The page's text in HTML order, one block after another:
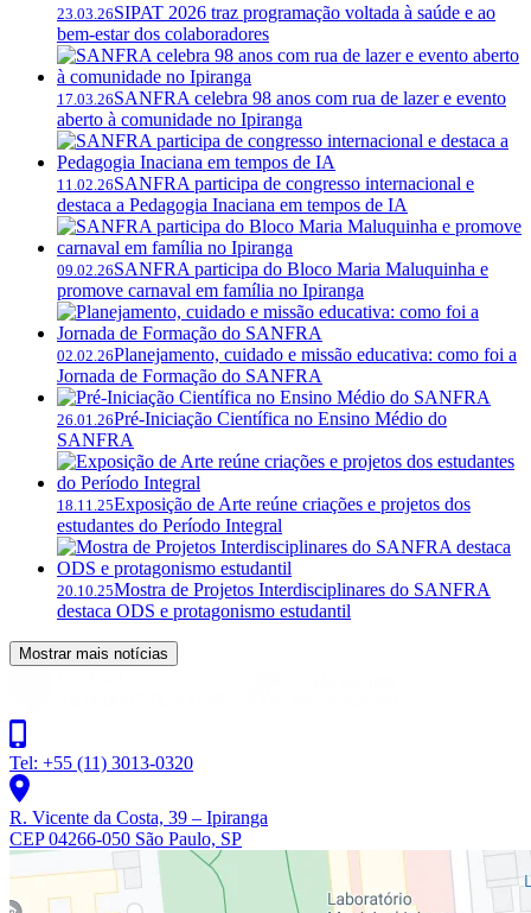
23.03.26SIPAT 2026 traz programação voltada à saúde e ao
bem-estar dos colaboradores
17.03.26SANFRA celebra 98 anos com rua de lazer e evento
aberto à comunidade no Ipiranga
11.02.26SANFRA participa de congresso internacional e
destaca a Pedagogia Inaciana em tempos de IA
09.02.26SANFRA participa do Bloco Maria Maluquinha e
promove carnaval em família no Ipiranga
02.02.26Planejamento, cuidado e missão educativa: como foi a
Jornada de Formação do SANFRA
26.01.26Pré-Iniciação Científica no Ensino Médio do
SANFRA
18.11.25Exposição de Arte reúne criações e projetos dos
estudantes do Período Integral
20.10.25Mostra de Projetos Interdisciplinares do SANFRA
destaca ODS e protagonismo estudantil
Mostrar mais notícias
Tel: +55 (11) 3013-0320
R. Vicente da Costa, 39 – Ipiranga
CEP 04266-050 São Paulo, SP